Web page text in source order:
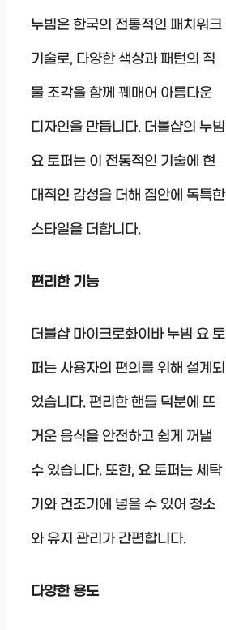
누빔은 한국의 전통적인 패치워크
기술로, 다양한 색상과 패턴의 직
물 조각을 함께 꿰매어 아름다운
디자인을 만듭니다. 더블샵의 누빔
요 토퍼는 이 전통적인 기술에 현
대적인 감성을 더해 집안에 독특한
스타일을 더합니다.
편리한 기능
더블샵 마이크로화이바 누빔 요 토
퍼는 사용자의 편의를 위해 설계되
었습니다. 편리한 핸들 덕분에 뜨
거운 음식을 안전하고 쉽게 꺼낼
수 있습니다. 또한, 요 토퍼는 세탁
기와 건조기에 넣을 수 있어 청소
와 유지 관리가 간편합니다.
다양한 용도